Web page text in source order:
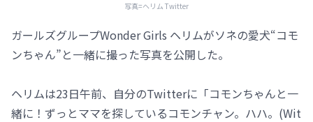
写真=ヘリム Twitter
ガールズグループWonder Girls ヘリムがソネの愛犬“コモ
ンちゃん”と一緒に撮った写真を公開した。
ヘリムは23日午前、自分のTwitterに「コモンちゃんと一
緒に！ずっとママを探しているコモンチャン。ハハ。(Wit